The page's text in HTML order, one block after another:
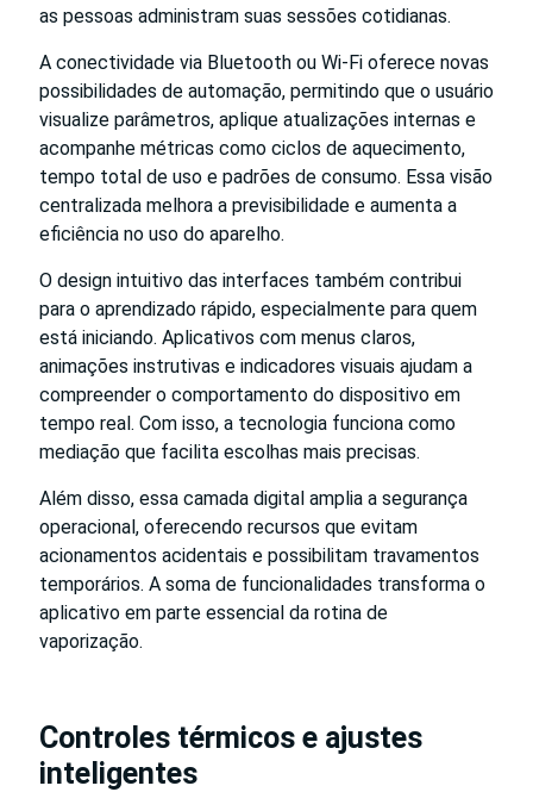
as pessoas administram suas sessões cotidianas.
A conectividade via Bluetooth ou Wi-Fi oferece novas
possibilidades de automação, permitindo que o usuário
visualize parâmetros, aplique atualizações internas e
acompanhe métricas como ciclos de aquecimento,
tempo total de uso e padrões de consumo. Essa visão
centralizada melhora a previsibilidade e aumenta a
eficiência no uso do aparelho.
O design intuitivo das interfaces também contribui
para o aprendizado rápido, especialmente para quem
está iniciando. Aplicativos com menus claros,
animações instrutivas e indicadores visuais ajudam a
compreender o comportamento do dispositivo em
tempo real. Com isso, a tecnologia funciona como
mediação que facilita escolhas mais precisas.
Além disso, essa camada digital amplia a segurança
operacional, oferecendo recursos que evitam
acionamentos acidentais e possibilitam travamentos
temporários. A soma de funcionalidades transforma o
aplicativo em parte essencial da rotina de
vaporização.
Controles térmicos e ajustes
inteligentes